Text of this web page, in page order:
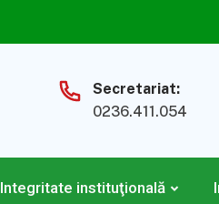
Secretariat:
0236.411.054
Integritate instituţională